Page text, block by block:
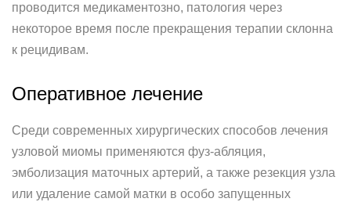
проводится медикаментозно, патология через
некоторое время после прекращения терапии склонна
к рецидивам.
Оперативное лечение
Среди современных хирургических способов лечения
узловой миомы применяются фуз-абляция,
эмболизация маточных артерий, а также резекция узла
или удаление самой матки в особо запущенных